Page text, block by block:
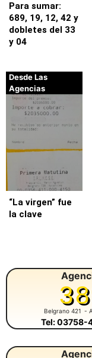
Para sumar:
689, 19, 12, 42 y
dobletes del 33
y 04
Desde Las
Agencias
“La virgen” fue
la clave
Belgrano 421 -
Tel: 03758-